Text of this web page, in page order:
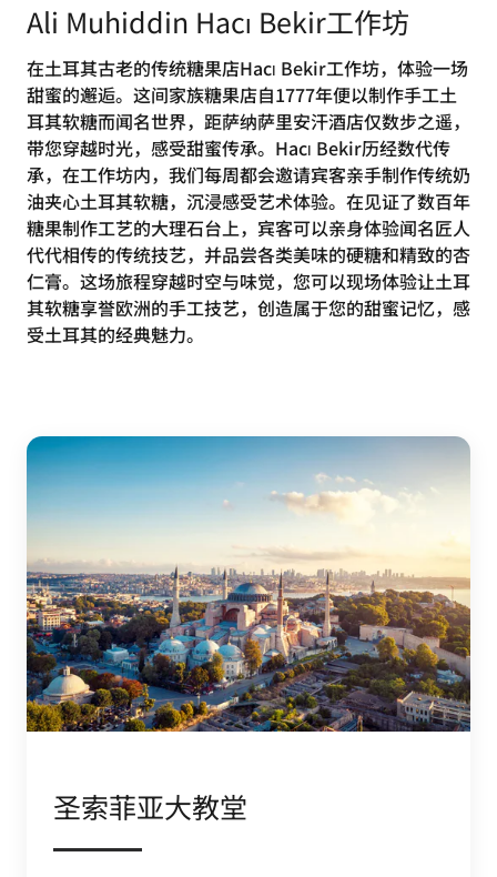
Ali Muhiddin Hacı Bekir工作坊
在土耳其古老的传统糖果店Hacı Bekir工作坊，体验一场
甜蜜的邂逅。这间家族糖果店自1777年便以制作手工土
耳其软糖而闻名世界，距萨纳萨里安汗酒店仅数步之遥，
带您穿越时光，感受甜蜜传承。Hacı Bekir历经数代传
承，在工作坊内，我们每周都会邀请宾客亲手制作传统奶
油夹心土耳其软糖，沉浸感受艺术体验。在见证了数百年
糖果制作工艺的大理石台上，宾客可以亲身体验闻名匠人
代代相传的传统技艺，并品尝各类美味的硬糖和精致的杏
仁膏。这场旅程穿越时空与味觉，您可以现场体验让土耳
其软糖享誉欧洲的手工技艺，创造属于您的甜蜜记忆，感
受土耳其的经典魅力。
圣索菲亚大教堂